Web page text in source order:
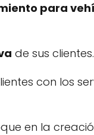
para
de sus clientes.
con los
en la